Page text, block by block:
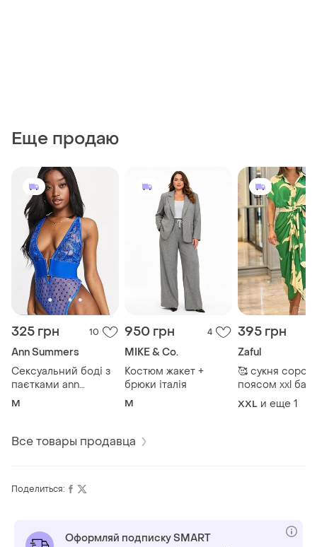
Еще продаю
325 грн 10
Ann Summers
Сексуальний боді з
паєтками ann
summers
M
950 грн 4
MIKE & Co.
Костюм жакет +
брюки італія
M
395 грн
Zaful
🥰 сукня
поясом xxl
XXL и еще 1
Все товары продавца
Поделиться:
Оформляй подписку SMART